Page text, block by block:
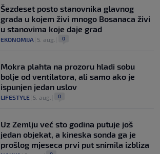
Šezdeset posto stanovnika glavnog
grada u kojem živi mnogo Bosanaca živi
u stanovima koje daje grad
EKONOMIJA 5. aug. 0
Mokra plahta na prozoru hladi sobu
bolje od ventilatora, ali samo ako je
ispunjen jedan uslov
LIFESTYLE 5. aug. 0
Uz Zemlju već sto godina putuje još
jedan objekat, a kineska sonda ga je
prošlog mjeseca prvi put snimila izbliza